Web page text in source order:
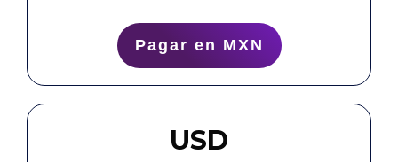
Pagar en MXN
USD